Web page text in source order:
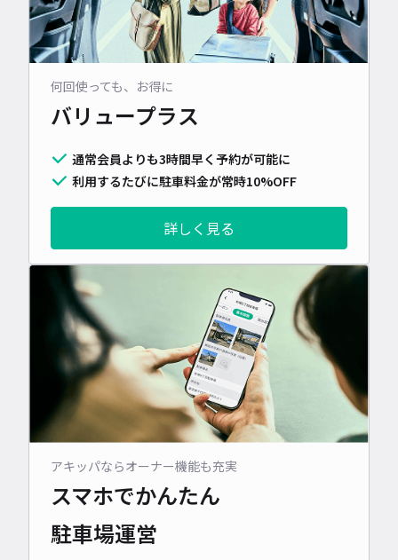
何回使っても、お得に
バリュープラス
通常会員よりも3時間早く予約が可能に
利用するたびに駐車料金が常時10%OFF
詳しく見る
アキッパならオーナー機能も充実
スマホでかんたん
駐車場運営